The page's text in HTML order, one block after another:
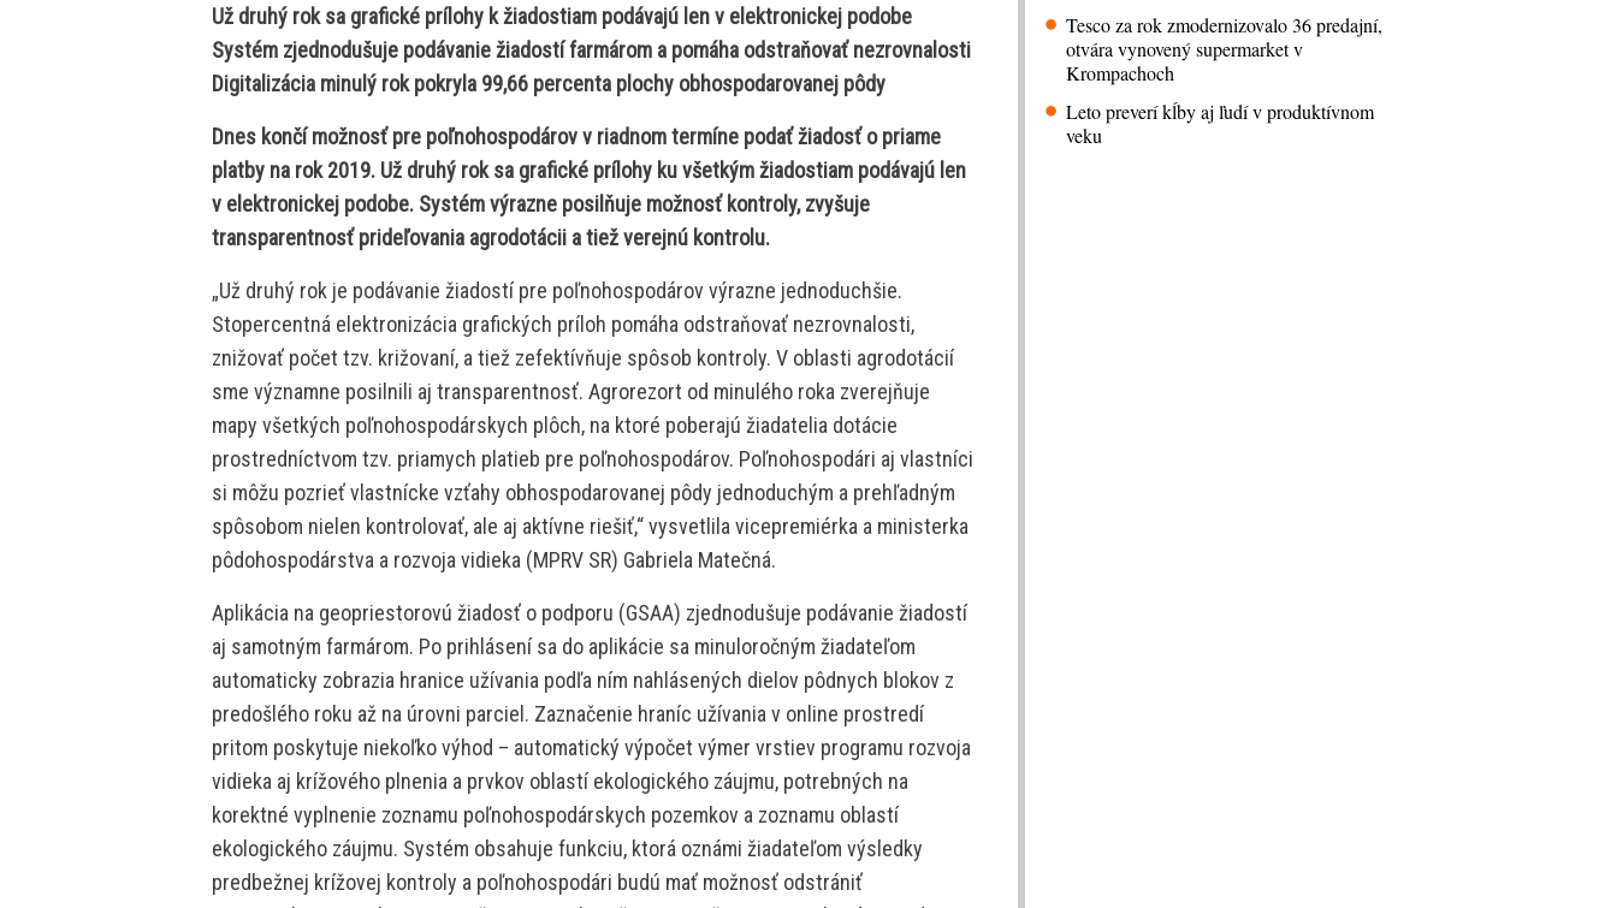
Už druhý rok sa grafické prílohy k žiadostiam podávajú len v elektronickej podobe
Systém zjednodušuje podávanie žiadostí farmárom a pomáha odstraňovať nezrovnalosti
Digitalizácia minulý rok pokryla 99,66 percenta plochy obhospodarovanej pôdy
Dnes končí možnosť pre poľnohospodárov v riadnom termíne podať žiadosť o priame
platby na rok 2019. Už druhý rok sa grafické prílohy ku všetkým žiadostiam podávajú len
v elektronickej podobe. Systém výrazne posilňuje možnosť kontroly, zvyšuje
transparentnosť prideľovania agrodotácii a tiež verejnú kontrolu.
„Už druhý rok je podávanie žiadostí pre poľnohospodárov výrazne jednoduchšie.
Stopercentná elektronizácia grafických príloh pomáha odstraňovať nezrovnalosti,
znižovať počet tzv. križovaní, a tiež zefektívňuje spôsob kontroly. V oblasti agrodotácií
sme významne posilnili aj transparentnosť. Agrorezort od minulého roka zverejňuje
mapy všetkých poľnohospodárskych plôch, na ktoré poberajú žiadatelia dotácie
prostredníctvom tzv. priamych platieb pre poľnohospodárov. Poľnohospodári aj vlastníci
si môžu pozrieť vlastnícke vzťahy obhospodarovanej pôdy jednoduchým a prehľadným
spôsobom nielen kontrolovať, ale aj aktívne riešiť,“ vysvetlila vicepremiérka a ministerka
pôdohospodárstva a rozvoja vidieka (MPRV SR) Gabriela Matečná.
Aplikácia na geopriestorovú žiadosť o podporu (GSAA) zjednodušuje podávanie žiadostí
aj samotným farmárom. Po prihlásení sa do aplikácie sa minuloročným žiadateľom
automaticky zobrazia hranice užívania podľa ním nahlásených dielov pôdnych blokov z
predošlého roku až na úrovni parciel. Zaznačenie hraníc užívania v online prostredí
pritom poskytuje niekoľko výhod – automatický výpočet výmer vrstiev programu rozvoja
vidieka aj krížového plnenia a prvkov oblastí ekologického záujmu, potrebných na
korektné vyplnenie zoznamu poľnohospodárskych pozemkov a zoznamu oblastí
ekologického záujmu. Systém obsahuje funkciu, ktorá oznámi žiadateľom výsledky
predbežnej krížovej kontroly a poľnohospodári budú mať možnosť odstrániť
Tesco za rok zmodernizovalo 36 predajní,
otvára vynovený supermarket v
Krompachoch
Leto preverí kĺby aj ľudí v produktívnom
veku